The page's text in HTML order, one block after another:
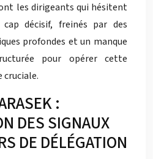
les dirigeants qui hésitent
décisif, freinés par des
profondes et un manque
pour opérer cette
:
DES SIGNAUX
DE DÉLÉGATION